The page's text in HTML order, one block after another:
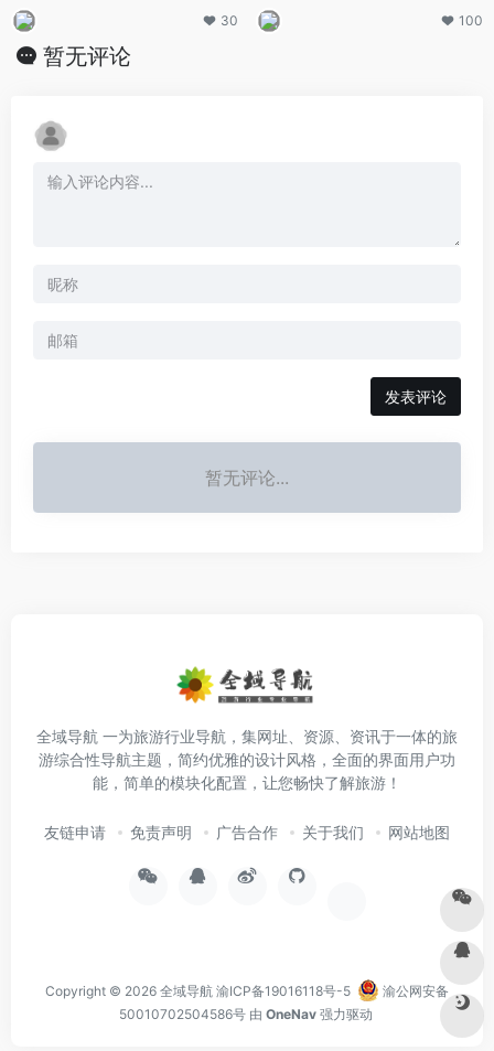
30 100
暂无评论
发表评论
暂无评论...
全域导航 一为旅游行业导航，集网址、资源、资讯于一体的旅
游综合性导航主题，简约优雅的设计风格，全面的界面用户功
能，简单的模块化配置，让您畅快了解旅游！
友链申请 免责声明 广告合作 关于我们 网站地图
Copyright © 2026 全域导航 渝ICP备19016118号-5
渝公网安备
50010702504586号由 OneNav 强力驱动